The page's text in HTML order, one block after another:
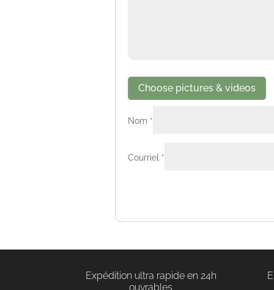
Choose pictures & videos
Nom *
Courriel *
Expédition ultra rapide en 24h
ouvrables